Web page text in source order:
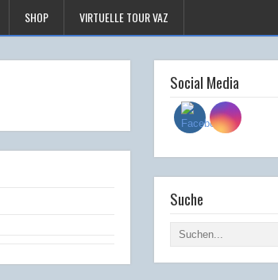
SHOP VIRTUELLE TOUR VAZ
Social Media
Suche